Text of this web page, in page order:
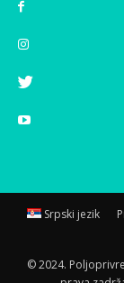
Srpski jezik
© 2024.